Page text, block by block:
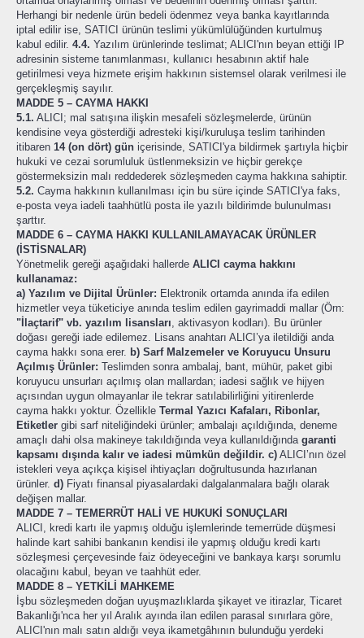
Herhangi bir nedenle ürün bedeli ödenmez veya banka kayıtlarında
iptal edilir ise, SATICI ürünün teslimi yükümlülüğünden kurtulmuş
kabul edilir. 4.4. Yazılım ürünlerinde teslimat; ALICI'nın beyan ettiği IP
adresinin sisteme tanımlanması, kullanıcı hesabının aktif hale
getirilmesi veya hizmete erişim hakkının sistemsel olarak verilmesi ile
gerçekleşmiş sayılır.
MADDE 5 – CAYMA HAKKI
5.1. ALICI; mal satışına ilişkin mesafeli sözleşmelerde, ürünün
kendisine veya gösterdiği adresteki kişi/kuruluşa teslim tarihinden
itibaren 14 (on dört) gün içerisinde, SATICI'ya bildirmek şartıyla hiçbir
hukuki ve cezai sorumluluk üstlenmeksizin ve hiçbir gerekçe
göstermeksizin malı reddederek sözleşmeden cayma hakkına sahiptir.
5.2. Cayma hakkının kullanılması için bu süre içinde SATICI'ya faks,
e-posta veya iadeli taahhütlü posta ile yazılı bildirimde bulunulması
şarttır.
MADDE 6 – CAYMA HAKKI KULLANILAMAYACAK ÜRÜNLER
(İSTİSNALAR)
Yönetmelik gereği aşağıdaki hallerde ALICI cayma hakkını
kullanamaz:
a) Yazılım ve Dijital Ürünler: Elektronik ortamda anında ifa edilen
hizmetler veya tüketiciye anında teslim edilen gayrimaddi mallar (Örn:
"İlaçtarif" vb. yazılım lisansları, aktivasyon kodları). Bu ürünler
doğası gereği iade edilemez. Lisans anahtarı ALICI’ya iletildiği anda
cayma hakkı sona erer. b) Sarf Malzemeler ve Koruyucu Unsuru
Açılmış Ürünler: Teslimden sonra ambalaj, bant, mühür, paket gibi
koruyucu unsurları açılmış olan mallardan; iadesi sağlık ve hijyen
açısından uygun olmayanlar ile tekrar satılabilirliğini yitirenlerde
cayma hakkı yoktur. Özellikle Termal Yazıcı Kafaları, Ribonlar,
Etiketler gibi sarf niteliğindeki ürünler; ambalajı açıldığında, deneme
amaçlı dahi olsa makineye takıldığında veya kullanıldığında garanti
kapsamı dışında kalır ve iadesi mümkün değildir. c) ALICI’nın özel
istekleri veya açıkça kişisel ihtiyaçları doğrultusunda hazırlanan
ürünler. d) Fiyatı finansal piyasalardaki dalgalanmalara bağlı olarak
değişen mallar.
MADDE 7 – TEMERRÜT HALİ VE HUKUKİ SONUÇLARI
ALICI, kredi kartı ile yapmış olduğu işlemlerinde temerrüde düşmesi
halinde kart sahibi bankanın kendisi ile yapmış olduğu kredi kartı
sözleşmesi çerçevesinde faiz ödeyeceğini ve bankaya karşı sorumlu
olacağını kabul, beyan ve taahhüt eder.
MADDE 8 – YETKİLİ MAHKEME
İşbu sözleşmeden doğan uyuşmazlıklarda şikayet ve itirazlar, Ticaret
Bakanlığı'nca her yıl Aralık ayında ilan edilen parasal sınırlara göre,
ALICI'nın malı satın aldığı veya ikametgâhının bulunduğu yerdeki